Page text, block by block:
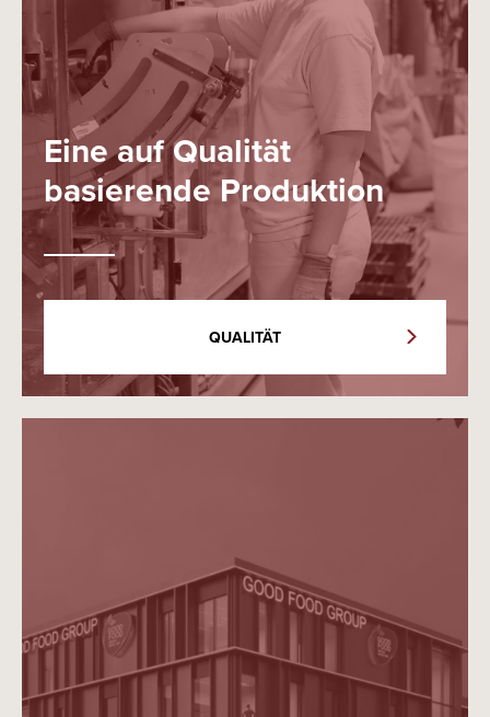
Eine auf Qualität
basierende Produktion
QUALITÄT